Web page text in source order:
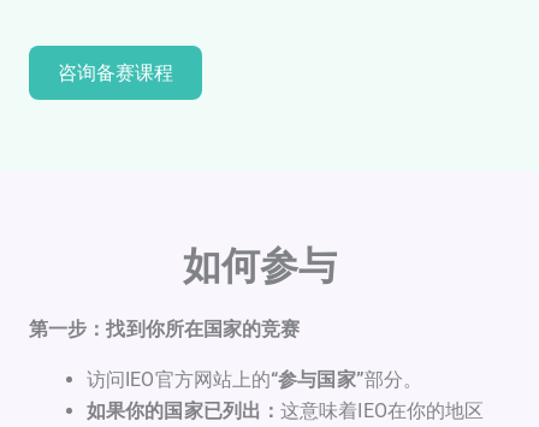
咨询备赛课程
如何参与
第一步：找到你所在国家的竞赛
访问IEO官方网站上的“参与国家”部分。
如果你的国家已列出： 这意味着IEO在你的地区